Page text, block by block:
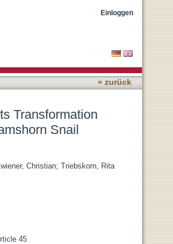
Einloggen
« zurück
Transformation
Snail
Christian; Triebskorn, Rita
45